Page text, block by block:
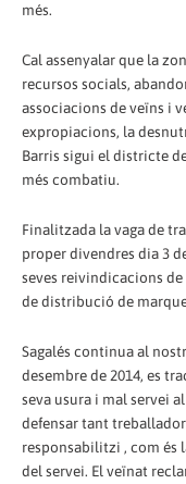
més.
Cal assenyalar que la
recursos socials,
associacions de veïns i
expropiacions, la
Barris sigui el districte
més combatiu.
Finalitzada la vaga de
proper divendres dia 3
seves reivindicacions
de distribució de
Sagalés continua al
desembre de 2014, es
seva usura i mal servei
defensar tant
responsabilitzi , com és
del servei. El veïnat